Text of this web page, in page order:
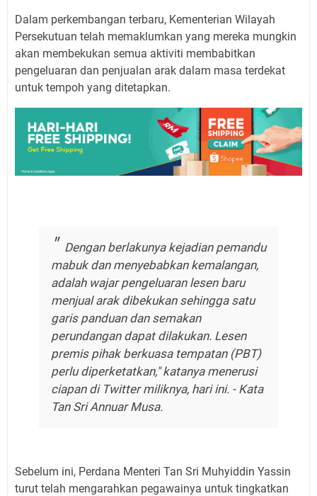
Dalam perkembangan terbaru, Kementerian Wilayah
Persekutuan telah memaklumkan yang mereka mungkin
akan membekukan semua aktiviti membabitkan
pengeluaran dan penjualan arak dalam masa terdekat
untuk tempoh yang ditetapkan.
Dengan berlakunya kejadian pemandu
mabuk dan menyebabkan kemalangan,
adalah wajar pengeluaran lesen baru
menjual arak dibekukan sehingga satu
garis panduan dan semakan
perundangan dapat dilakukan. Lesen
premis pihak berkuasa tempatan (PBT)
perlu diperketatkan," katanya menerusi
ciapan di Twitter miliknya, hari ini. - Kata
Tan Sri Annuar Musa.
Sebelum ini, Perdana Menteri Tan Sri Muhyiddin Yassin
turut telah mengarahkan pegawainya untuk tingkatkan